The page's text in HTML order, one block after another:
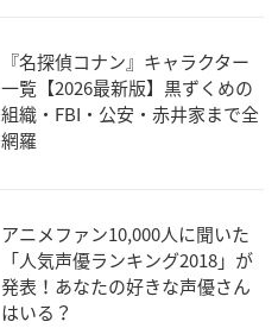
『名探偵コナン』キャラクター
一覧【2026最新版】黒ずくめの
組織・FBI・公安・赤井家まで全
網羅
アニメファン10,000人に聞いた
「人気声優ランキング2018」が
発表！あなたの好きな声優さん
はいる？